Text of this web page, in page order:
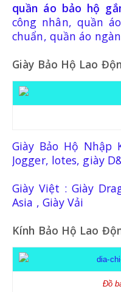
quần áo bảo hộ
công nhân, quần
chuẩn, quần áo
Giày Bảo Hộ Lao
Giày Bảo Hộ Nhập
Jogger, lotes, giày
Giày Việt : Giày
Asia , Giày Vải
Kính Bảo Hộ Lao
Đồ